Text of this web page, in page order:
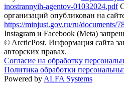
inostrannyih-agentov-01032024.pdf
организаций опубликован на
https://minjust.gov.ru/ru/documents/
Instagram и Facebook (Metа)
© ArcticPost. Информация сайта
авторских правах.
Согласие на обработку
Политика обработки
Powered by ALFA Systems